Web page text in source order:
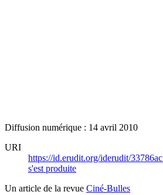
Diffusion numérique : 14 avril 2010
URI
https://id.erudit.org/iderudit/33786ac
s'est produite
Un article de la revue Ciné-Bulles